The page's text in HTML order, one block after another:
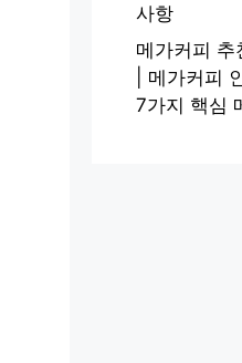
사항
메가커피 추
| 메가커피
7가지 핵심